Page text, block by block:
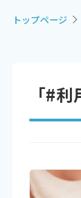
トップページ
「#